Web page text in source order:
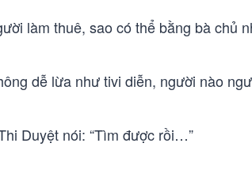
làm thuê, sao có thể bằng bà chủ
dễ lừa như tivi diễn, người nào
Duyệt nói: “Tìm được rồi…”